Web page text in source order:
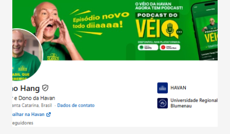
Salário para um número maior de trabalhadores, já que o
país tem a menor taxa de desemprego dos anos recentes.
Ainda segundo a Pesquisa, em novembro de 2025, 40% dos
bares e restaurantes operaram com lucro e outros 40%
registraram equilíbrio financeiro. Já o percentual de
estabelecimentos no prejuízo ficou em 19%, pouco abaixo
do observado no mês anterior. Outros 1% não existiam em
novembro. Em relação a outubro, o faturamento também
cresceu. De acordo com a pesquisa, 44% dos n...